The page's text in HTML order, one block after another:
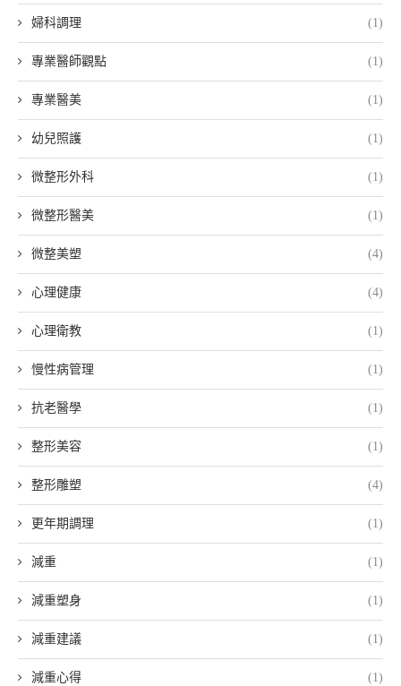
婦科調理 (1)
專業醫師觀點 (1)
專業醫美 (1)
幼兒照護 (1)
微整形外科 (1)
微整形醫美 (1)
微整美塑 (4)
心理健康 (4)
心理衛教 (1)
慢性病管理 (1)
抗老醫學 (1)
整形美容 (1)
整形雕塑 (4)
更年期調理 (1)
減重 (1)
減重塑身 (1)
減重建議 (1)
減重心得 (1)